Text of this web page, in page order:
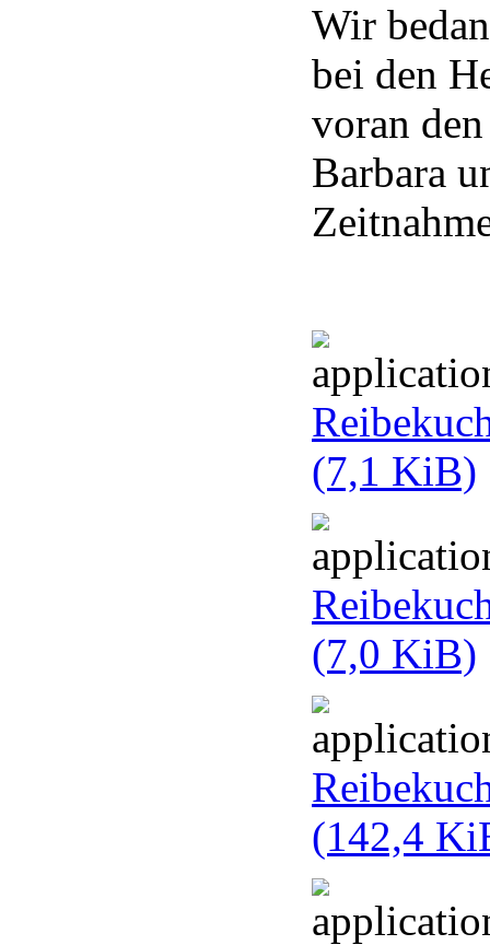
Wir
bei den
voran
Barbara
(7,1 KiB)
(7,0 KiB)
(142,4